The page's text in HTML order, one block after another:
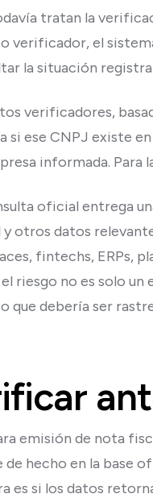
tratan la
verificador, el
la situación
verificadores,
ese CNPJ existe
informada. Para
oficial entrega
otros datos
fintechs, ERPs,
el riesgo no es solo
que debería ser
emisión de nota
hecho en la base
es si los datos